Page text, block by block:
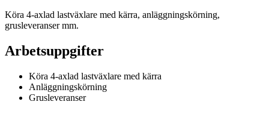
Köra 4-axlad lastväxlare med kärra, anläggningskörning,
grusleveranser mm.
Arbetsuppgifter
Köra 4-axlad lastväxlare med kärra
Anläggningskörning
Grusleveranser